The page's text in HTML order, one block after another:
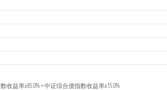
4
收益率x85.0% + 中证综合债指数收益率x15.0%